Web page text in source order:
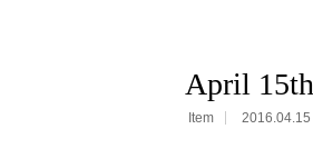
April 15th
Item 2016.04.15